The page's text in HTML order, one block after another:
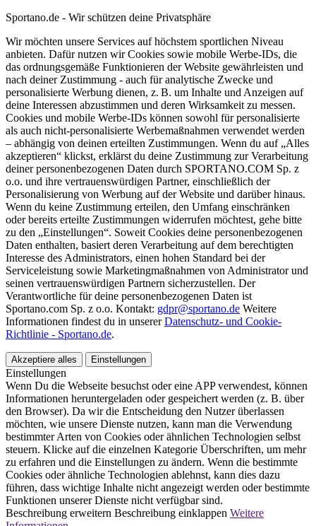
Sportano.de - Wir schützen deine Privatsphäre
Wir möchten unsere Services auf höchstem sportlichen Niveau
anbieten. Dafür nutzen wir Cookies sowie mobile Werbe-IDs, die
das ordnungsgemäße Funktionieren der Website gewährleisten und
nach deiner Zustimmung - auch für analytische Zwecke und
personalisierte Werbung dienen, z. B. um Inhalte und Anzeigen auf
deine Interessen abzustimmen und deren Wirksamkeit zu messen.
Cookies und mobile Werbe-IDs können sowohl für personalisierte
als auch nicht-personalisierte Werbemaßnahmen verwendet werden
– abhängig von deinen erteilten Zustimmungen. Wenn du auf „Alles
akzeptieren“ klickst, erklärst du deine Zustimmung zur Verarbeitung
deiner personenbezogenen Daten durch SPORTANO.COM Sp. z
o.o. und ihre vertrauenswürdigen Partner, einschließlich der
Personalisierung von Werbung auf der Website und darüber hinaus.
Wenn du keine Zustimmung erteilen, den Umfang einschränken
oder bereits erteilte Zustimmungen widerrufen möchtest, gehe bitte
zu den „Einstellungen“. Soweit Cookies deine personenbezogenen
Daten enthalten, basiert deren Verarbeitung auf dem berechtigten
Interesse des Administrators, einen hohen Standard bei der
Serviceleistung sowie Marketingmaßnahmen von Administrator und
seinen vertrauenswürdigen Partnern sicherzustellen. Der
Verantwortliche für deine personenbezogenen Daten ist
Sportano.com Sp. z o.o. Kontakt: gdpr@sportano.de Weitere
Informationen findest du in unsererDatenschutz- und Cookie-
Richtlinie - Sportano.de.
Akzeptiere alles Einstellungen
Einstellungen
Wenn Du die Webseite besuchst oder eine APP verwendest, können
Informationen heruntergeladen oder gespeichert werden (z. B. über
den Browser). Da wir die Entscheidung den Nutzer überlassen
möchten, wie unsere Dienste nutzen, kann man die Verwendung
bestimmter Arten von Cookies oder ähnlichen Technologien selbst
steuern. Klicke auf die einzelnen Kategorie Überschriften, um mehr
zu erfahren und die Einstellungen zu ändern. Wenn die bestimmte
Cookies oder ähnliche Technologien ablehnst, kann dies dazu
führen, dass wichtige Inhalte nicht angezeigt werden oder bestimmte
Funktionen unserer Dienste nicht verfügbar sind.
Beschreibung erweitern Beschreibung einklappen Weitere